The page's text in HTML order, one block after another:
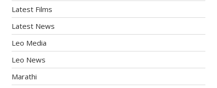
Latest Films
Latest News
Leo Media
Leo News
Marathi